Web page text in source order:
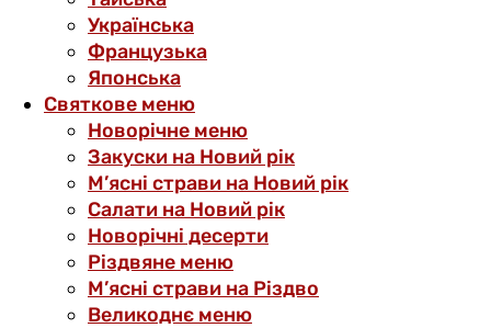
Українська
Французька
Японська
Святкове меню
Новорічне меню
Закуски на Новий рік
М’ясні страви на Новий рік
Салати на Новий рік
Новорічні десерти
Різдвяне меню
М’ясні страви на Різдво
Великоднє меню